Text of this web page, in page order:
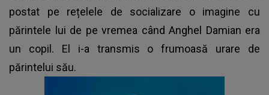
postat pe rețelele de socializare o imagine cu
părintele lui de pe vremea când Anghel Damian era
un copil. El i-a transmis o frumoasă urare de
părintelui său.